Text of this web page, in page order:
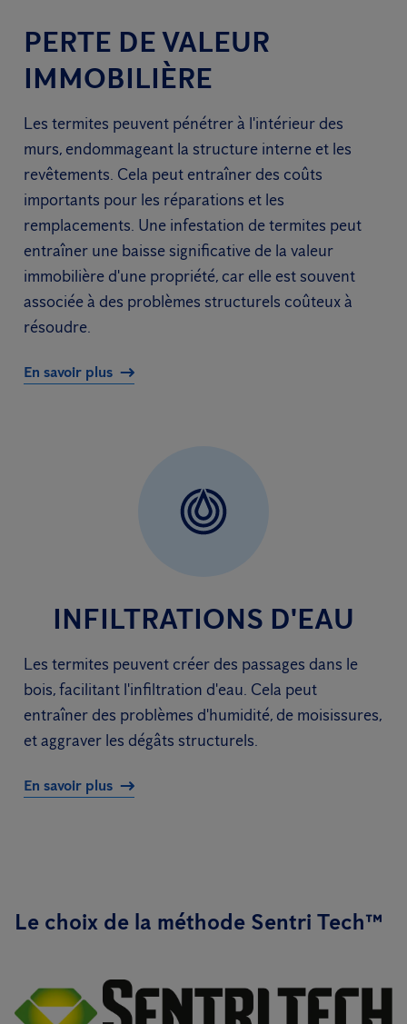
PERTE DE VALEUR
IMMOBILIÈRE
Les termites peuvent pénétrer à l'intérieur des
murs, endommageant la structure interne et les
revêtements. Cela peut entraîner des coûts
importants pour les réparations et les
remplacements. Une infestation de termites peut
entraîner une baisse significative de la valeur
immobilière d'une propriété, car elle est souvent
associée à des problèmes structurels coûteux à
résoudre.
En savoir plus
INFILTRATIONS D'EAU
Les termites peuvent créer des passages dans le
bois, facilitant l'infiltration d'eau. Cela peut
entraîner des problèmes d'humidité, de moisissures,
et aggraver les dégâts structurels.
En savoir plus
Le choix de la méthode Sentri Tech™